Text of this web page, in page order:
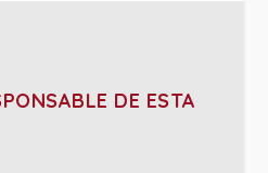
DE ESTA